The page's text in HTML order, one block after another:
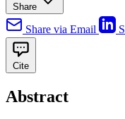
Share
Share via Email
Cite
Abstract